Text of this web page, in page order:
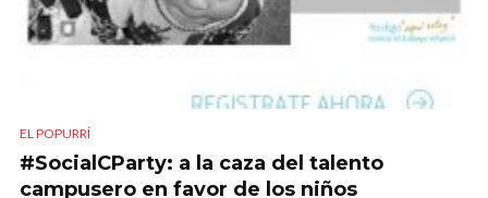
EL POPURRÍ
#SocialCParty: a la caza del talento
campusero en favor de los niños